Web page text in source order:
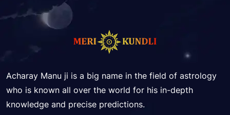
Acharay Manu ji is a big name in the field of astrology
who is known all over the world for his in-depth
knowledge and precise predictions.